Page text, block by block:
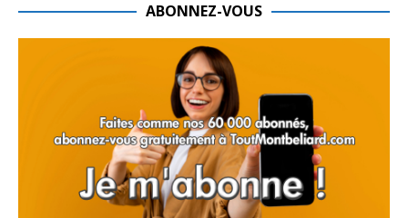
ABONNEZ-VOUS